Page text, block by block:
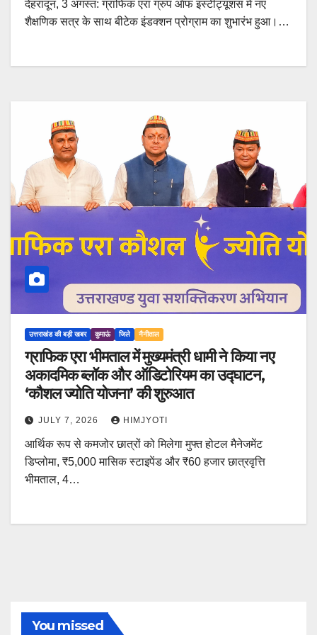
देहरादून, 3 अगस्त: ग्राफिक एरा ग्रुप ऑफ इंस्टीट्यूशंस में नए
शैक्षणिक सत्र के साथ बीटेक इंडक्शन प्रोग्राम का शुभारंभ हुआ।…
उत्तराखंड की बड़ी खबर कुमाऊं जिले नैनीताल
ग्राफिक एरा भीमताल में मुख्यमंत्री धामी ने किया नए
अकादमिक ब्लॉक और ऑडिटोरियम का उद्घाटन,
‘कौशल ज्योति योजना’ की शुरुआत
JULY 7, 2026 HIMJYOTI
आर्थिक रूप से कमजोर छात्रों को मिलेगा मुफ्त होटल मैनेजमेंट
डिप्लोमा, ₹5,000 मासिक स्टाइपेंड और ₹60 हजार छात्रवृत्ति
भीमताल, 4…
You missed